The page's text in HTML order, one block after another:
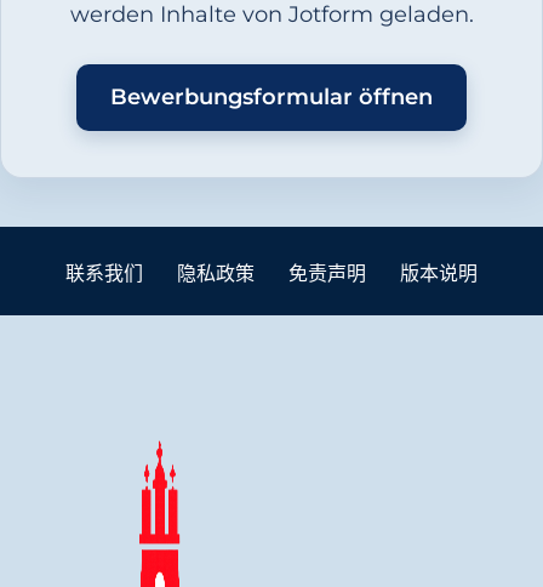
werden Inhalte von Jotform geladen.
Bewerbungsformular öffnen
联系我们 隐私政策 免责声明 版本说明